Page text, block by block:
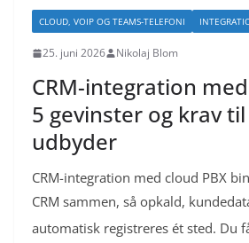
CLOUD, VOIP OG TEAMS-TELEFONI
25. juni 2026 Nikolaj Blom
CRM-integration
5 gevinster og krav
udbyder
CRM-integration med cloud PBX
CRM sammen, så opkald,
automatisk registreres ét sted. Du